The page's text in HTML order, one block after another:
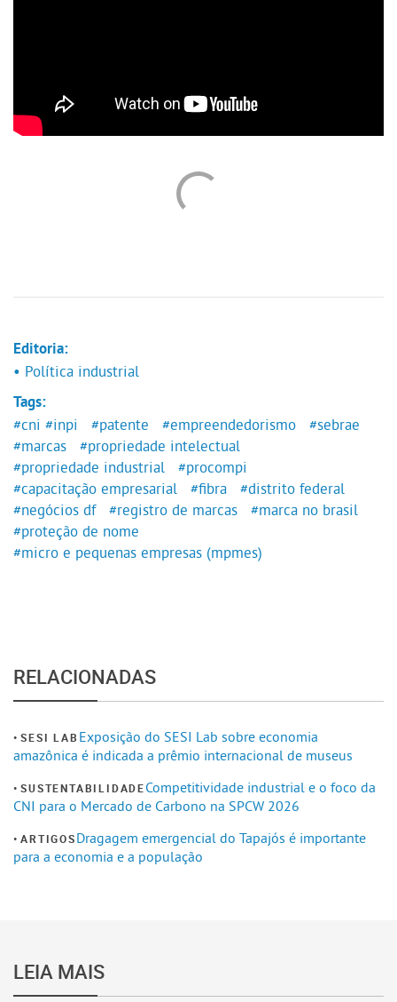
Editoria:
• Política industrial
Tags:
#cni #inpi #patente #empreendedorismo
#sebrae
#marcas
#propriedade intelectual
#propriedade industrial
#procompi
#capacitação empresarial
#fibra
#distrito federal
#negócios df
#registro de marcas
#marca no brasil
#proteção de nome
#micro e pequenas empresas (mpmes)
RELACIONADAS
SESI LAB Exposição do SESI Lab sobre economia
amazônica é indicada a prêmio internacional de museus
SUSTENTABILIDADECompetitividade industrial e o foco da
CNI para o Mercado de Carbono na SPCW 2026
ARTIGOSDragagem emergencial do Tapajós é importante
para a economia e a população
LEIA MAIS